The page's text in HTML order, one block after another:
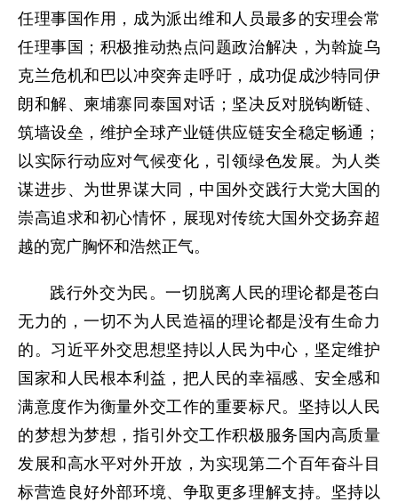
任理事国作用，成为派出维和人员最多的安理会常
任理事国；积极推动热点问题政治解决，为斡旋乌
克兰危机和巴以冲突奔走呼吁，成功促成沙特同伊
朗和解、柬埔寨同泰国对话；坚决反对脱钩断链、
筑墙设垒，维护全球产业链供应链安全稳定畅通；
以实际行动应对气候变化，引领绿色发展。为人类
谋进步、为世界谋大同，中国外交践行大党大国的
崇高追求和初心情怀，展现对传统大国外交扬弃超
越的宽广胸怀和浩然正气。
践行外交为民。一切脱离人民的理论都是苍白
无力的，一切不为人民造福的理论都是没有生命力
的。习近平外交思想坚持以人民为中心，坚定维护
国家和人民根本利益，把人民的幸福感、安全感和
满意度作为衡量外交工作的重要标尺。坚持以人民
的梦想为梦想，指引外交工作积极服务国内高质量
发展和高水平对外开放，为实现第二个百年奋斗目
标营造良好外部环境、争取更多理解支持。坚持以